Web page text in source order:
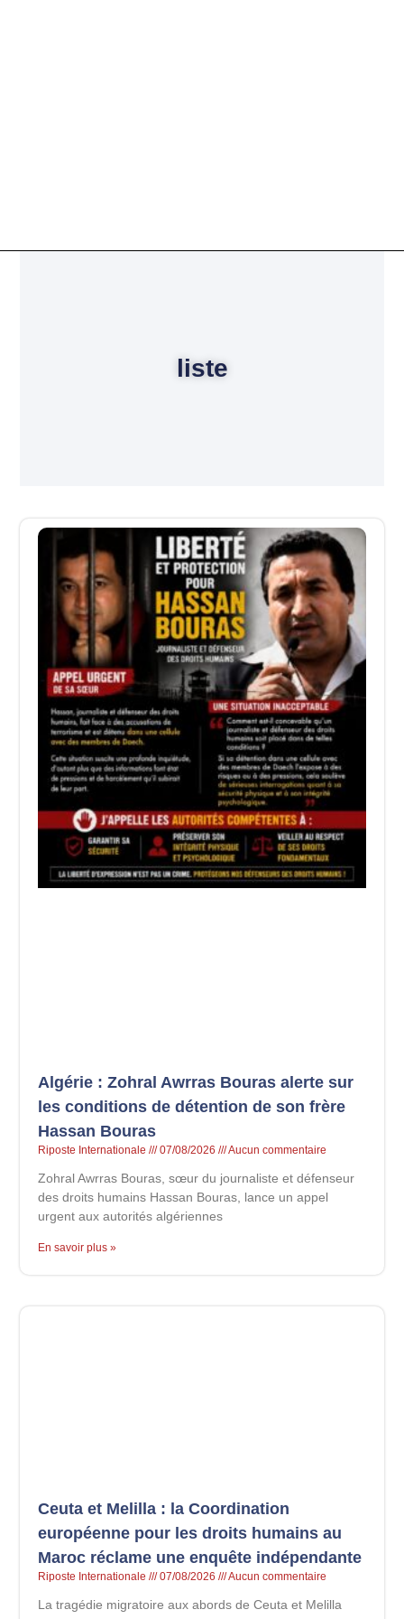
liste
Algérie : Zohral Awrras Bouras alerte sur
les conditions de détention de son frère
Hassan Bouras
Riposte Internationale 07/08/2026 Aucun commentaire
Zohral Awrras Bouras, sœur du journaliste et défenseur
des droits humains Hassan Bouras, lance un appel
urgent aux autorités algériennes
En savoir plus »
Ceuta et Melilla : la Coordination
européenne pour les droits humains au
Maroc réclame une enquête indépendante
Riposte Internationale 07/08/2026 Aucun commentaire
La tragédie migratoire aux abords de Ceuta et Melilla